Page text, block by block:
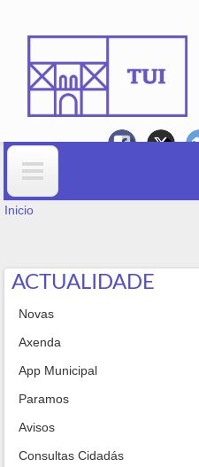
Formulario de
VOSTEDE ESTÁ AQUÍ
Inicio
ACTUALIDADE
Novas
Axenda
App Municipal
Paramos
Avisos
Consultas Cidadás